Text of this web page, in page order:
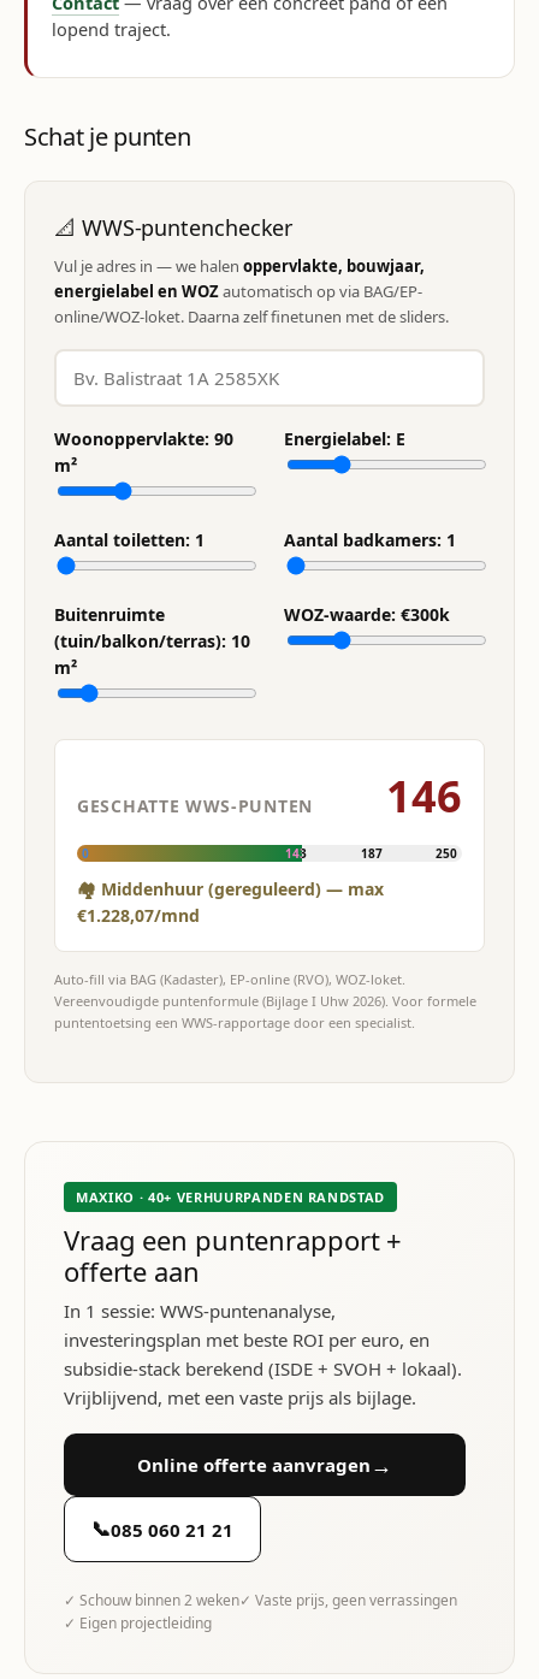
lopend traject.
Schat je punten
📐 WWS-puntenchecker
Vul je adres in — we halen oppervlakte, bouwjaar,
energielabel en WOZautomatisch op via BAG/EP-
online/WOZ-loket. Daarna zelf finetunen met de sliders.
Woonoppervlakte: 90
m²
Energielabel: E
Aantal toiletten: 1 Aantal badkamers: 1
Buitenruimte
(tuin/balkon/terras): 10
m²
WOZ-waarde: €300k
GESCHATTE WWS-PUNTEN 146
0 143 187 250
🏘 Middenhuur (gereguleerd) — max
€1.228,07/mnd
Auto-fill via BAG (Kadaster), EP-online (RVO), WOZ-loket.
Vereenvoudigde puntenformule (Bijlage I Uhw 2026). Voor formele
puntentoetsing een WWS-rapportage door een specialist.
MAXIKO · 40+ VERHUURPANDEN RANDSTAD
Vraag een puntenrapport +
offerte aan
In 1 sessie: WWS-puntenanalyse,
investeringsplan met beste ROI per euro, en
subsidie-stack berekend (ISDE + SVOH + lokaal).
Vrijblijvend, met een vaste prijs als bijlage.
Online offerte aanvragen →
📞085 060 21 21
✓ Schouw binnen 2 weken✓ Vaste prijs, geen verrassingen
✓ Eigen projectleiding